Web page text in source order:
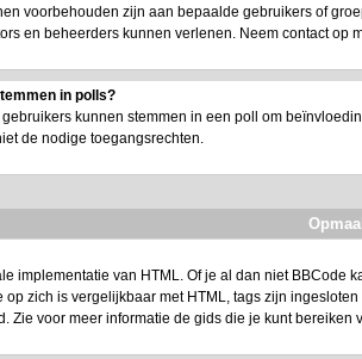
voorbehouden zijn aan bepaalde gebruikers of
en beheerders kunnen verlenen. Neem contact op
in polls?
kunnen stemmen in een poll om
de nodige toegangsrechten.
implementatie van HTML. Of je al dan niet
op zich is vergelijkbaar met HTML, tags zijn
Zie voor meer informatie de gids die je kunt bereiken